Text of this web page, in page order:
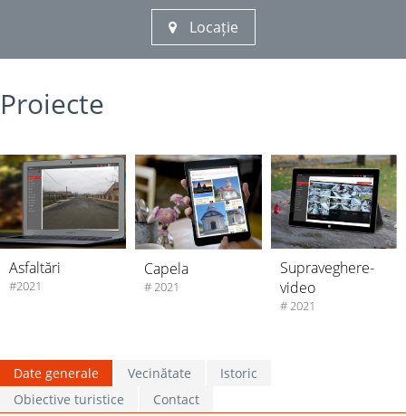
Locație
Proiecte
Asfaltări
#2021
Capela
# 2021
Supraveghere-
video
# 2021
Date generale Vecinătate
Istoric
Obiective turistice
Contact